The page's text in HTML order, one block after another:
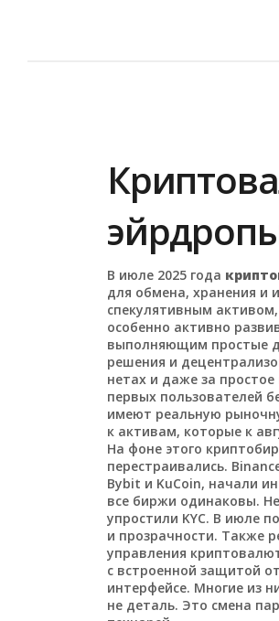
В июле 2025 года
для обмена, хранения и
спекулятивным
особенно активно
выполняющим простые
решения и
нетах и даже за
первых пользователей
имеют реальную
к активам, которые к
На фоне этого
перестраивались.
Bybit и KuCoin, начали
все биржи одинаковы.
упростили KYC. В июле
и прозрачности. Также
управления
с встроенной защитой
интерфейсе. Многие из
не деталь. Это смена